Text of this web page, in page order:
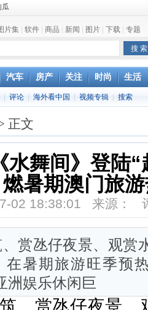
展屏
动客户
5G iPhone最快明年下半年发布
份见
许可协议
一场浩劫
片集 软件 商品 新闻 图片 下载 专题
汽车 房产 关注 时尚 生活
评论 海外看中国 视频专辑 搜索
正文
水舞间》登陆
燃暑期澳门旅
02 18:38:01 来源：
赏氹仔夜景、观赏
在暑期旅游旺季预
洲娱乐休闲巨
、赏氹仔夜景、